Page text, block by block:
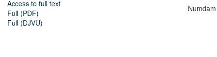
Access to full text
Full (PDF)
Full (DJVU)
Numdam